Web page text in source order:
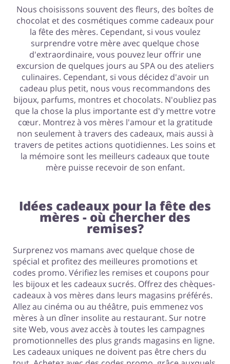
Nous choisissons souvent des fleurs, des boîtes de
chocolat et des cosmétiques comme cadeaux pour
la fête des mères. Cependant, si vous voulez
surprendre votre mère avec quelque chose
d'extraordinaire, vous pouvez leur offrir une
excursion de quelques jours au SPA ou des ateliers
culinaires. Cependant, si vous décidez d'avoir un
cadeau plus petit, nous vous recommandons des
bijoux, parfums, montres et chocolats. N'oubliez pas
que la chose la plus importante est d'y mettre votre
cœur. Montrez à vos mères l'amour et la gratitude
non seulement à travers des cadeaux, mais aussi à
travers de petites actions quotidiennes. Les soins et
la mémoire sont les meilleurs cadeaux que toute
mère puisse recevoir de son enfant.
Idées cadeaux pour la fête des
mères - où chercher des
remises?
Surprenez vos mamans avec quelque chose de
spécial et profitez des meilleures promotions et
codes promo. Vérifiez les remises et coupons pour
les bijoux et les cadeaux sucrés. Offrez des chèques-
cadeaux à vos mères dans leurs magasins préférés.
Allez au cinéma ou au théâtre, puis emmenez vos
mères à un dîner insolite au restaurant. Sur notre
site Web, vous avez accès à toutes les campagnes
promotionnelles des plus grands magasins en ligne.
Les cadeaux uniques ne doivent pas être chers du